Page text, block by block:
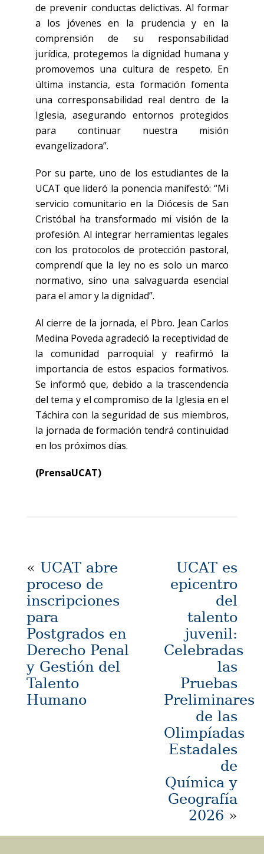
de prevenir conductas delictivas. Al formar
a los jóvenes en la prudencia y en la
comprensión de su responsabilidad
jurídica, protegemos la dignidad humana y
promovemos una cultura de respeto. En
última instancia, esta formación fomenta
una corresponsabilidad real dentro de la
Iglesia, asegurando entornos protegidos
para continuar nuestra misión
evangelizadora”.
Por su parte, uno de los estudiantes de la
UCAT que lideró la ponencia manifestó: “Mi
servicio comunitario en la Diócesis de San
Cristóbal ha transformado mi visión de la
profesión. Al integrar herramientas legales
con los protocolos de protección pastoral,
comprendí que la ley no es solo un marco
normativo, sino una salvaguarda esencial
para el amor y la dignidad”.
Al cierre de la jornada, el Pbro. Jean Carlos
Medina Poveda agradeció la receptividad de
la comunidad parroquial y reafirmó la
importancia de estos espacios formativos.
Se informó que, debido a la trascendencia
del tema y el compromiso de la Iglesia en el
Táchira con la seguridad de sus miembros,
la jornada de formación tendrá continuidad
en los próximos días.
(PrensaUCAT)
« UCAT abre
proceso de
inscripciones
para
Postgrados en
Derecho Penal
y Gestión del
Talento
Humano
UCAT es
epicentro
del
talento
juvenil:
Celebradas
las
Pruebas
Preliminares
de las
Olimpíadas
Estadales
de
Química y
Geografía
2026 »